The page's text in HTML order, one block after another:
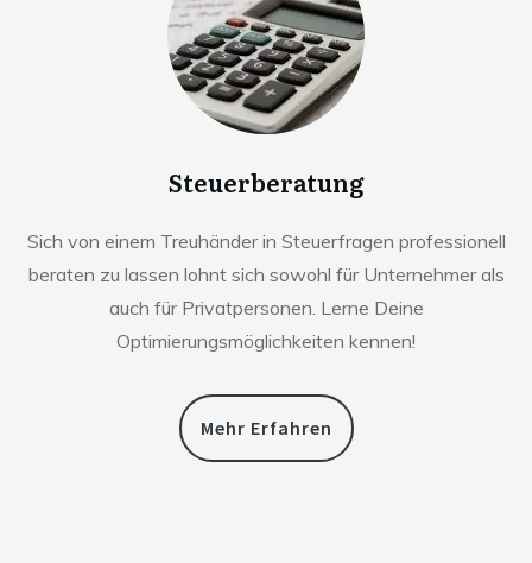
Steuerberatung
Sich von einem Treuhänder in Steuerfragen professionell
beraten zu lassen lohnt sich sowohl für Unternehmer als
auch für Privatpersonen. Lerne Deine
Optimierungsmöglichkeiten kennen!
Mehr Erfahren